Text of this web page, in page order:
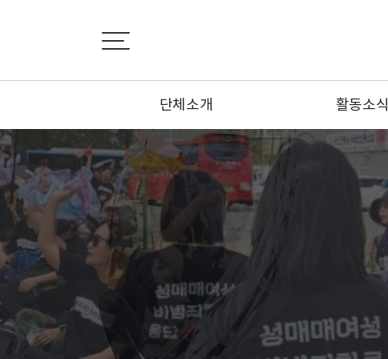
단체소개
설립취지서
비전선언문
오시는 길
활동소식
활동사진
뉴스레터
카드뉴스
기사스크랩